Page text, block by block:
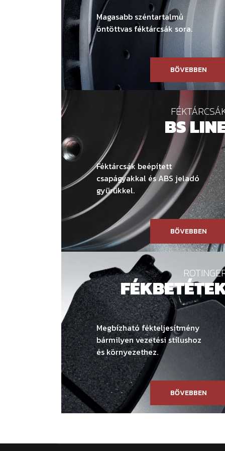
Magasabb széntartalmú
öntöttvas féktárcsák sora.
BŐVEBBEN
BS
Féktárcsák beépített
csapágyakkal és ABS jeladó
gyűrűkkel.
BŐVEBBEN
Megbízható fékteljesítmény
bármilyen vezetési stílushoz
és környezethez.
BŐVEBBEN